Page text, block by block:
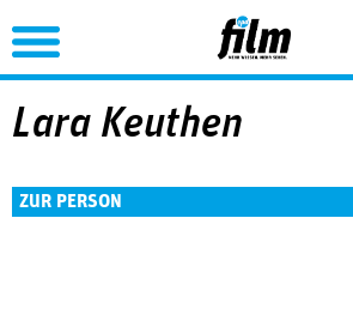
Jump to Navigation
Lara Keuthen
ZUR PERSON